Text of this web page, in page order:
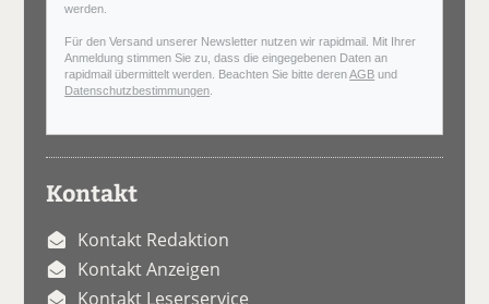
werden.
Für den Versand unserer Newsletter nutzen wir rapidmail. Mit Ihrer
Anmeldung stimmen Sie zu, dass die eingegebenen Daten an
rapidmail übermittelt werden. Beachten Sie bitte derenAGB und
Datenschutzbestimmungen
Kontakt
Kontakt Redaktion
Kontakt Anzeigen
Kontakt Leserservice